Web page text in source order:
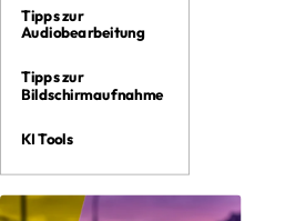
Tipps zur
Audiobearbeitung
Tipps zur
Bildschirmaufnahme
KI Tools